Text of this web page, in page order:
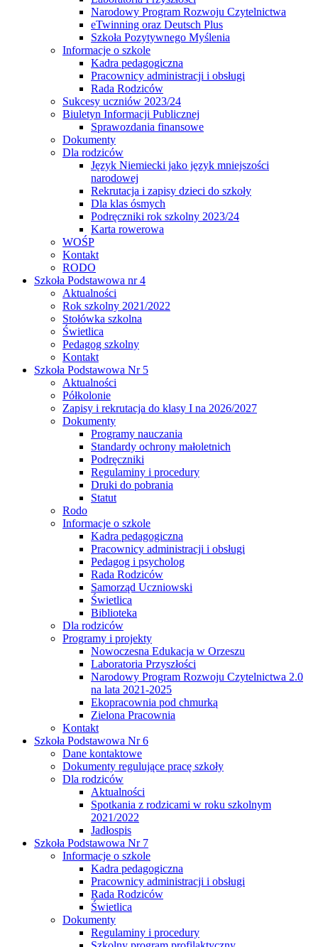
Narodowy Program Rozwoju Czytelnictwa
eTwinning oraz Deutsch Plus
Szkoła Pozytywnego Myślenia
Informacje o szkole
Kadra pedagogiczna
Pracownicy administracji i obsługi
Rada Rodziców
Sukcesy uczniów 2023/24
Biuletyn Informacji Publicznej
Sprawozdania finansowe
Dokumenty
Dla rodziców
Język Niemiecki jako język mniejszości
narodowej
Rekrutacja i zapisy dzieci do szkoły
Dla klas ósmych
Podręczniki rok szkolny 2023/24
Karta rowerowa
WOŚP
Kontakt
RODO
Szkoła Podstawowa nr 4
Aktualności
Rok szkolny 2021/2022
Stołówka szkolna
Świetlica
Pedagog szkolny
Kontakt
Szkoła Podstawowa Nr 5
Aktualności
Półkolonie
Zapisy i rekrutacja do klasy I na 2026/2027
Dokumenty
Programy nauczania
Standardy ochrony małoletnich
Podręczniki
Regulaminy i procedury
Druki do pobrania
Statut
Rodo
Informacje o szkole
Kadra pedagogiczna
Pracownicy administracji i obsługi
Pedagog i psycholog
Rada Rodziców
Samorząd Uczniowski
Świetlica
Biblioteka
Dla rodziców
Programy i projekty
Nowoczesna Edukacja w Orzeszu
Laboratoria Przyszłości
Narodowy Program Rozwoju Czytelnictwa 2.0
na lata 2021-2025
Ekopracownia pod chmurką
Zielona Pracownia
Kontakt
Szkoła Podstawowa Nr 6
Dane kontaktowe
Dokumenty regulujące pracę szkoły
Dla rodziców
Aktualności
Spotkania z rodzicami w roku szkolnym
2021/2022
Jadłospis
Szkoła Podstawowa Nr 7
Informacje o szkole
Kadra pedagogiczna
Pracownicy administracji i obsługi
Rada Rodziców
Świetlica
Dokumenty
Regulaminy i procedury